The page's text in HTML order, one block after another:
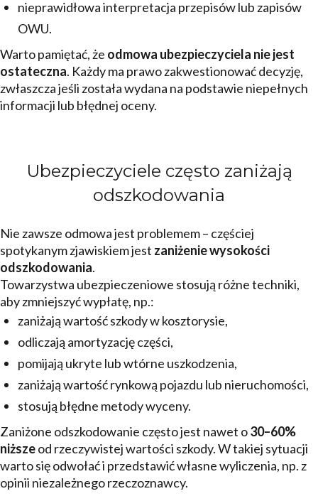
nieprawidłowa interpretacja przepisów lub zapisów
OWU.
Warto pamiętać, że odmowa ubezpieczyciela nie jest
ostateczna. Każdy ma prawo zakwestionować decyzję,
zwłaszcza jeśli została wydana na podstawie niepełnych
informacji lub błędnej oceny.
Ubezpieczyciele często zaniżają
odszkodowania
Nie zawsze odmowa jest problemem – częściej
spotykanym zjawiskiem jest zaniżenie wysokości
odszkodowania.
Towarzystwa ubezpieczeniowe stosują różne techniki,
aby zmniejszyć wypłatę, np.:
zaniżają wartość szkody w kosztorysie,
odliczają amortyzację części,
pomijają ukryte lub wtórne uszkodzenia,
zaniżają wartość rynkową pojazdu lub nieruchomości,
stosują błędne metody wyceny.
Zaniżone odszkodowanie często jest nawet o30–60%
niższeod rzeczywistej wartości szkody. W takiej sytuacji
warto się odwołać i przedstawić własne wyliczenia, np. z
opinii niezależnego rzeczoznawcy.